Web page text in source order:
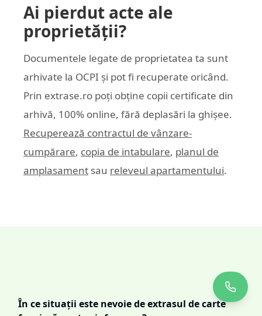
Ai pierdut acte ale
proprietății?
Documentele legate de proprietatea ta sunt
arhivate la OCPI și pot fi recuperate oricând.
Prin extrase.ro poți obține copii certificate din
arhivă, 100% online, fără deplasări la ghișee.
Recuperează contractul de vânzare-
cumpărare, copia de intabulare, planul de
amplasament sau releveul apartamentului.
În ce situații este nevoie de extrasul de carte